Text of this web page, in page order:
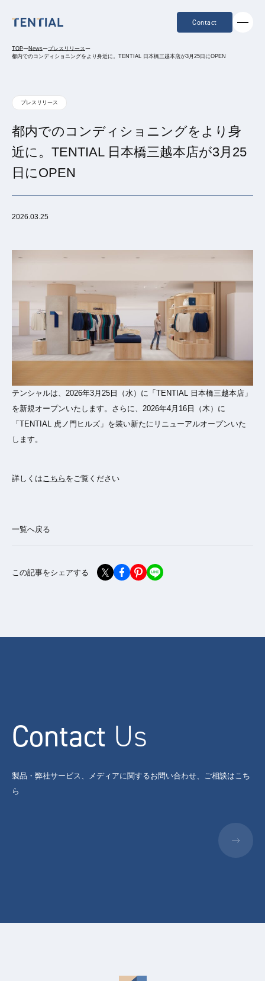
Contact
TOPーNewsープレスリリースー
都内でのコンディショニングをより身近に。TENTIAL 日本橋三越本店が3月25日にOPEN
プレスリリース
都内でのコンディショニングをより身
近に。TENTIAL 日本橋三越本店が3月25
日にOPEN
2026.03.25
テンシャルは、2026年3月25日（水）に「TENTIAL 日本橋三越本店」
を新規オープンいたします。さらに、2026年4月16日（木）に
「TENTIAL 虎ノ門ヒルズ」を装い新たにリニューアルオープンいた
します。
詳しくはこちら をご覧ください
一覧へ戻る
この記事をシェアする
Contact Us
製品・弊社サービス、メディアに関するお問い合わせ、ご相談はこち
ら